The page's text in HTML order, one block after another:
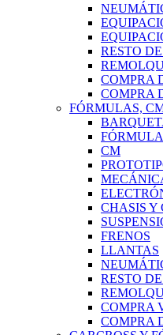
RESTO
COMPRA
COMPRA
FÓRMULAS,
CM
CHASIS Y
FRENOS
LLANTAS
RESTO
COMPRA
COMPRA